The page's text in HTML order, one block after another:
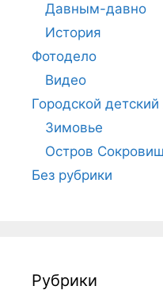
Давным-давно
История
Фотодело
Видео
Городской детский
Зимовье
Остров
Без рубрики
Рубрики